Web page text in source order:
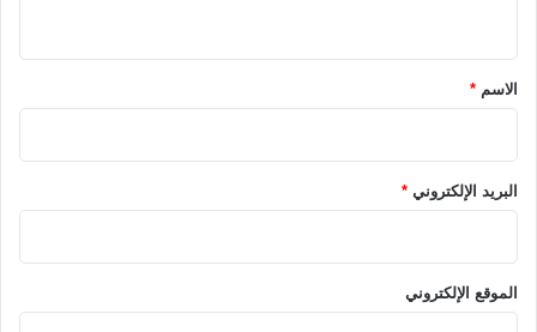
*الاسم *
البريد الإلكتروني *
الموقع الإلكتروني